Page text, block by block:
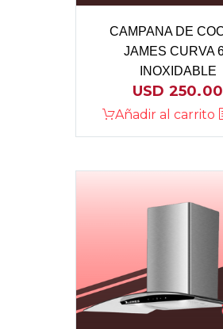
CAMPANA DE
JAMES CURVA
INOXIDABLE
USD 250.00
Añadir al carrito